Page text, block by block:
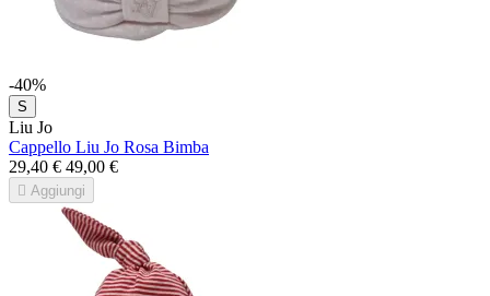
-40%
S
Liu Jo
Cappello Liu Jo Rosa Bimba
29,40 € 49,00 €
 Aggiungi